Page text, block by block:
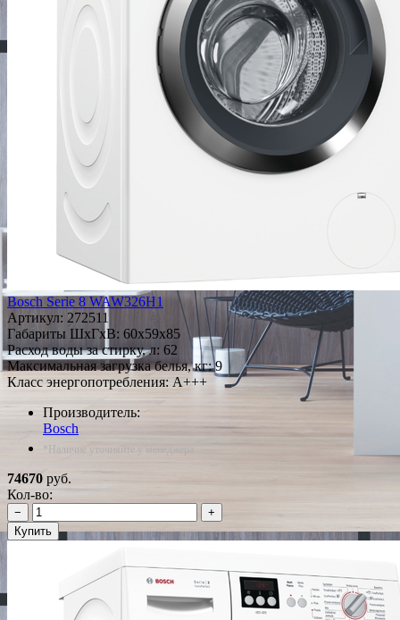
Bosch Serie 8 WAW326H1
Артикул: 272511
Габариты ШxГxВ: 60x59x85
Расход воды за стирку, л: 62
Максимальная загрузка белья, кг: 9
Класс энергопотребления: A+++
Производитель:
Bosch
*Наличие уточняйте у менеджера
74670 руб.
Кол-во:
−
+
Купить